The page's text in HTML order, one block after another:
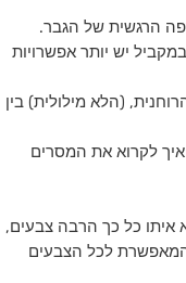
הרגשית של הגבר.
יש יותר אפשרויות
(הלא מילולית) בין
לקרוא את המסרים
איתו כל כך הרבה צבעים,
המאפשרת לכל הצבעים